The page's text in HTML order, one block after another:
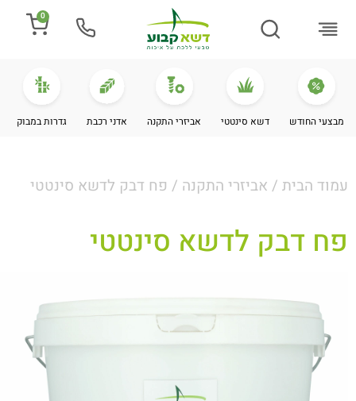
0
מבצעי החודש דשא סינטטי אביזרי התקנה אדני רכבת גדרות במבוק
עמוד הבית / אביזרי התקנה / פח דבק לדשא סינטטי
פח דבק לדשא סינטטי